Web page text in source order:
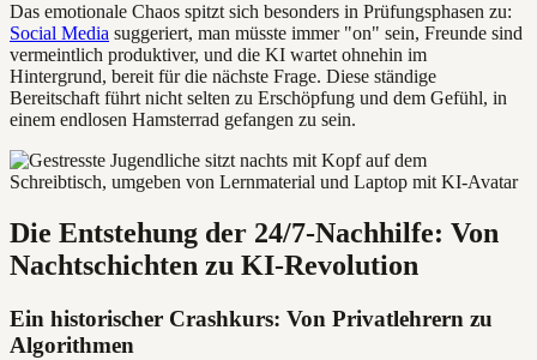
Das emotionale Chaos spitzt sich besonders in Prüfungsphasen zu:
Social Media suggeriert, man müsste immer "on" sein, Freunde sind
vermeintlich produktiver, und die KI wartet ohnehin im
Hintergrund, bereit für die nächste Frage. Diese ständige
Bereitschaft führt nicht selten zu Erschöpfung und dem Gefühl, in
einem endlosen Hamsterrad gefangen zu sein.
Die Entstehung der 24/7-Nachhilfe: Von
Nachtschichten zu KI-Revolution
Ein historischer Crashkurs: Von Privatlehrern zu
Algorithmen